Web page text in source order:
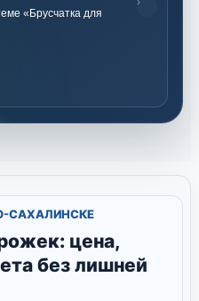
«Брусчатка для
САХАЛИНСКЕ
цена,
без лишней